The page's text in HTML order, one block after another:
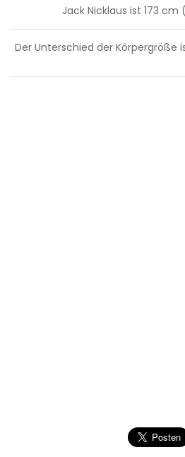
Jack Nicklaus ist 173
Der Unterschied der Körpergröße